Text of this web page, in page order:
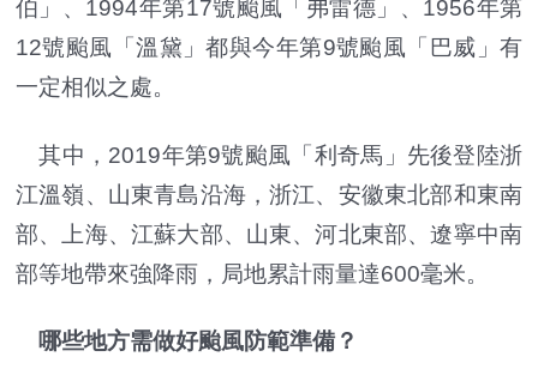
伯」、1994年第17號颱風「弗雷德」、1956年第
12號颱風「溫黛」都與今年第9號颱風「巴威」有
一定相似之處。
其中，2019年第9號颱風「利奇馬」先後登陸浙
江溫嶺、山東青島沿海，浙江、安徽東北部和東南
部、上海、江蘇大部、山東、河北東部、遼寧中南
部等地帶來強降雨，局地累計雨量達600毫米。
哪些地方需做好颱風防範準備？